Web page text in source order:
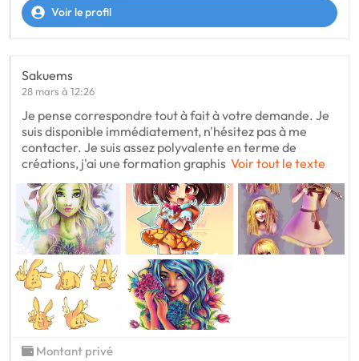
Voir le profil
Sakuems
28 mars à 12:26
Je pense correspondre tout à fait à votre demande. Je
suis disponible immédiatement, n'hésitez pas à me
contacter. Je suis assez polyvalente en terme de
créations, j'ai une formation graphis Voir tout le texte
Montant privé